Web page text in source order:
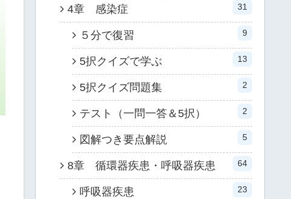
4章 感染症 31
５分で復習 9
5択クイズで学ぶ 13
5択クイズ問題集 2
テスト（一問一答＆5択） 2
図解つき要点解説 5
8章 循環器疾患・呼吸器疾患 64
呼吸器疾患 23